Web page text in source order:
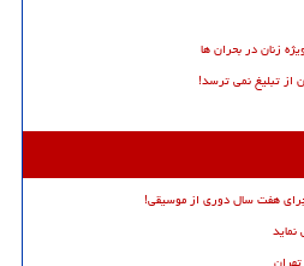
زنان در بحران ها
از تبلیغ نمی ترسد!
هفت سال دوری از موسیقی!